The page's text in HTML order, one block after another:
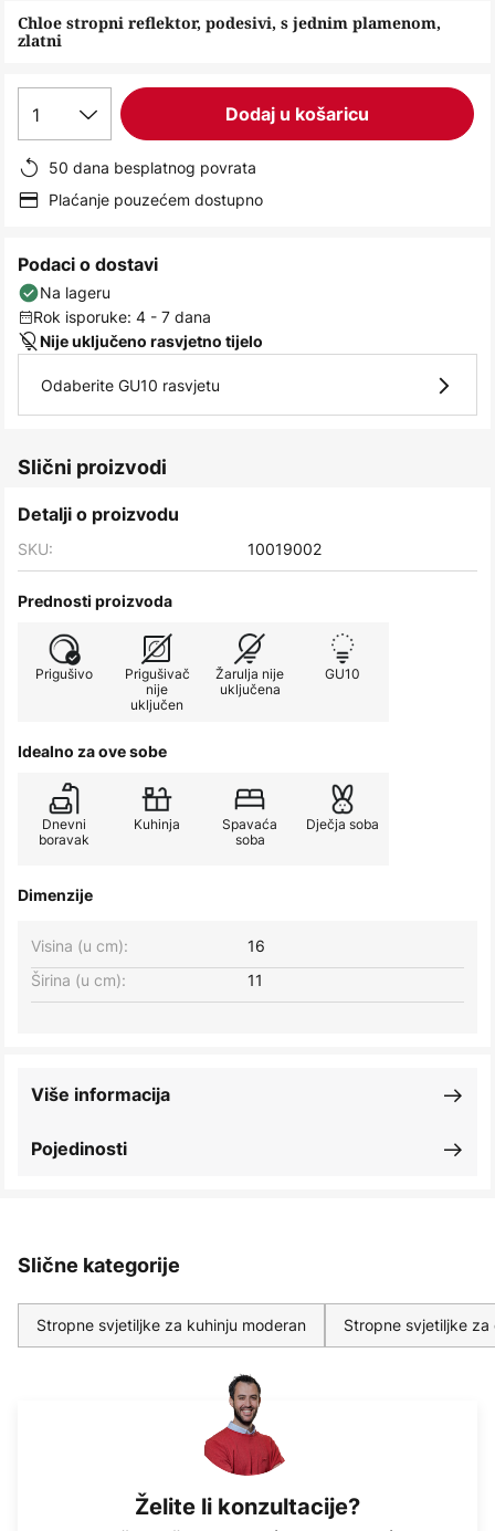
the
images
gallery
Chloe stropni reflektor, podesivi, s jednim plamenom,
zlatni
1 Dodaj u košaricu
50 dana besplatnog povrata
Plaćanje pouzećem dostupno
Podaci o dostavi
Na lageru
Rok isporuke: 4 - 7 dana
Nije uključeno rasvjetno tijelo
Odaberite GU10 rasvjetu
Slični proizvodi
Detalji o proizvodu
SKU: 10019002
Prednosti proizvoda
Prigušivo
Prigušivač
nije
uključen
Žarulja nije
uključena
GU10
Idealno za ove sobe
Dnevni
boravak
Kuhinja
Spavaća
soba
Dječja soba
Dimenzije
Širina (u cm): 11
Visina (u cm): 16
Pojedinosti
Više informacija
Slične kategorije
Stropne svjetiljke za kuhinju moderan Stropne svjetiljke
Želite li konzultacije?